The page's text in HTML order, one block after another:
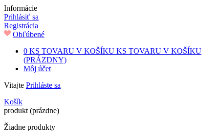
Informácie
Prihlásiť sa
Registrácia
Obľúbené
0 KS TOVARU V KOŠÍKU KS TOVARU V KOŠÍKU
(PRÁZDNY)
Môj účet
Vitajte Prihláste sa
Košík
produkt (prázdne)
Žiadne produkty